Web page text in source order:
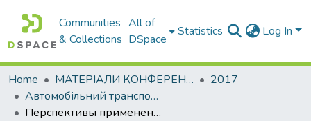
Communities
& Collections
All of
DSpace
Statistics Log In
Home МАТЕРІАЛИ КОНФЕРЕНЦІЙ
2017
Автомобільний транспорт і автомобілебудування. Новітні технології і методи підготовки фахівців
Перспективы применения сталей для производства поршней автомобильных дизельных двигателей